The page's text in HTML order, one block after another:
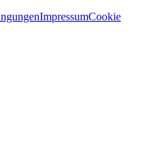
ImpressumCookie